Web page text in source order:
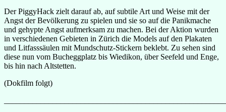
Der PiggyHack zielt darauf ab, auf subtile Art und Weise mit der
Angst der Bevölkerung zu spielen und sie so auf die Panikmache
und gehypte Angst aufmerksam zu machen. Bei der Aktion wurden
in verschiedenen Gebieten in Zürich die Models auf den Plakaten
und Litfasssäulen mit Mundschutz-Stickern beklebt. Zu sehen sind
diese nun vom Bucheggplatz bis Wiedikon, über Seefeld und Enge,
bis hin nach Altstetten.
(Dokfilm folgt)